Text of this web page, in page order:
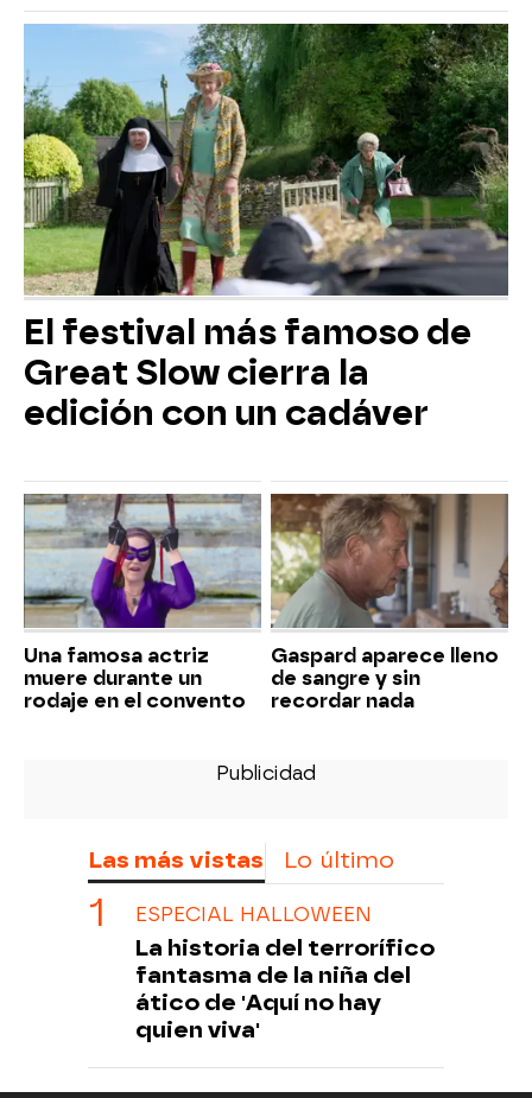
El festival más famoso de
Great Slow cierra la
edición con un cadáver
Una famosa actriz
muere durante un
rodaje en el convento
Gaspard aparece lleno
de sangre y sin
recordar nada
Las más vistas Lo último
ESPECIAL HALLOWEEN
La historia del terrorífico
fantasma de la niña del
ático de 'Aquí no hay
quien viva'